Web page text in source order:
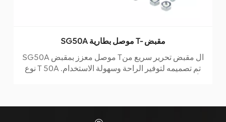
SG50A موصل بطارية T- مقبض
SG50A موصل معزز بمقبض Tال مقبض تحرير سريع من
نوع T 50A تم تصميمه لتوفير الراحة وسهولة الاستخدام.